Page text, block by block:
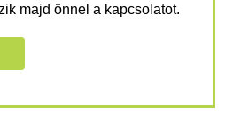
majd önnel a kapcsolatot.